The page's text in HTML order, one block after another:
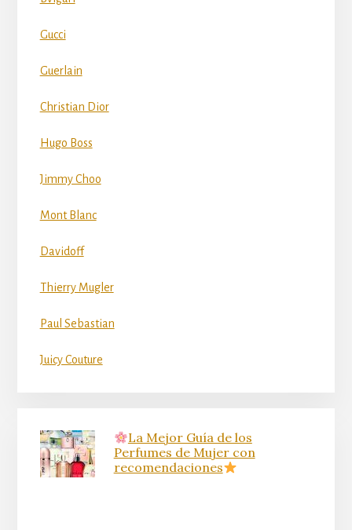
Gucci
Guerlain
Christian Dior
Hugo Boss
Jimmy Choo
Mont Blanc
Davidoff
Thierry Mugler
Paul Sebastian
Juicy Couture
La Mejor Guía de los
Perfumes de Mujer con
recomendaciones